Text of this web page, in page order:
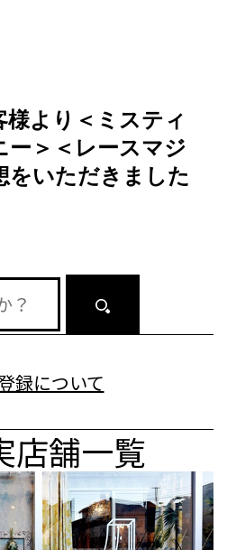
より＜ミスティ
＞＜レースマジ
をいただきました
店舗一覧